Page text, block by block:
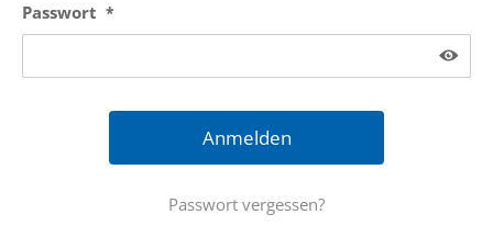
Passwort *
Passwort vergessen?